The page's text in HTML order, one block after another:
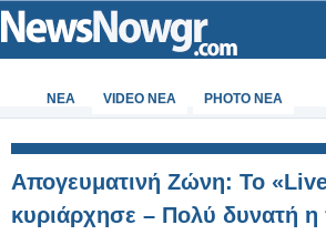
ΝΕΑ VIDEO NEA PHOTO NEA
Απογευματινή Ζώνη: Το
κυριάρχησε – Πολύ δυνατή η